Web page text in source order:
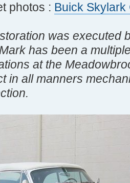
photos : Buick Skylark
was executed
has been a
at the
in all manners